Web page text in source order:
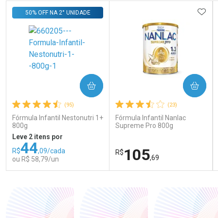
(95)
Fórmula Infantil Nestonutri 1+
800g
50% OFF NA 2° UNIDADE
Leve 2 itens por
R$44,09/cada
ou R$ 58,79/un
COMPRAR
Laboratório
Por Menos
(23)
Fórmula Infantil Nanlac
Supreme Pro 800g
R$105,69
COMPRAR
Laboratório
Por Menos